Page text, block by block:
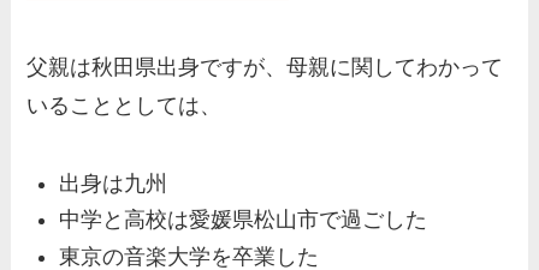
父親は秋田県出身ですが、母親に関してわかって
いることとしては、
出身は九州
中学と高校は愛媛県松山市で過ごした
東京の音楽大学を卒業した